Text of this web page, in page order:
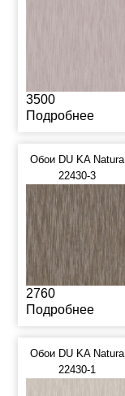
3500
Подробнее
Обои DU KA Natura
22430-3
2760
Подробнее
Обои DU KA Natura
22430-1